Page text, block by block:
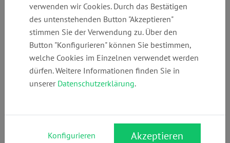
Telefon:
+49 (0)
3025561596
E-Mail:
sonnen@kanzlei
-sonnen.de
Webseite:
www.kanzlei-
sonnen.de
Rechtsgebiete:
verwenden wir Cookies. Durch das Bestätigen
des untenstehenden Button "Akzeptieren"
stimmen Sie der Verwendung zu. Über den
Button "Konfigurieren" können Sie bestimmen,
welche Cookies im Einzelnen verwendet werden
dürfen. Weitere Informationen finden Sie in
unserer Datenschutzerklärung.
Konfigurieren Akzeptieren